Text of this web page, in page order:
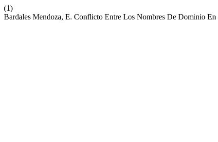
(1)
Bardales Mendoza, E. Conflicto Entre Los Nombres De Dominio